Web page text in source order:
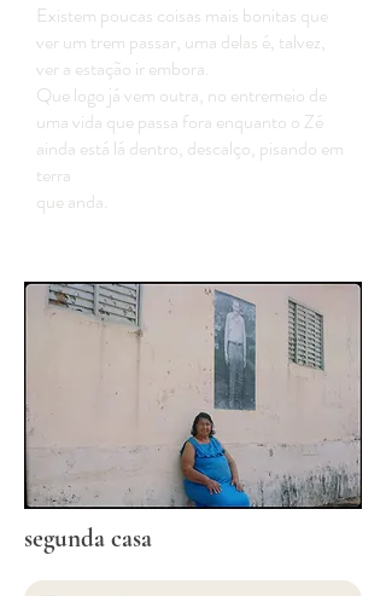
Existem poucas coisas mais bonitas que
ver um trem passar, uma delas é, talvez,
ver a estação ir embora.
Que logo já vem outra, no entremeio de
uma vida que passa fora enquanto o Zé
ainda está lá dentro, descalço, pisando em
terra
que anda.
segunda casa